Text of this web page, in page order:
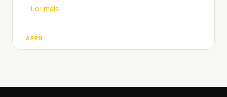
Ler mais
Categorias
APPS